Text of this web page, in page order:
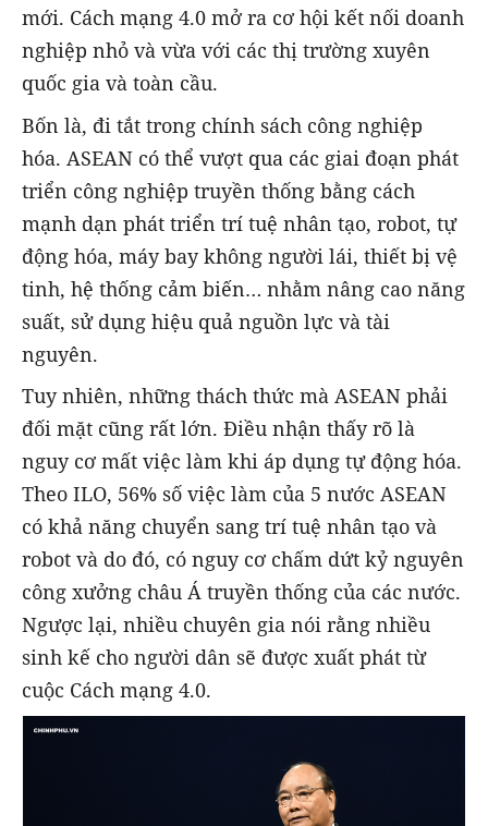
mới. Cách mạng 4.0 mở ra cơ hội kết nối doanh
nghiệp nhỏ và vừa với các thị trường xuyên
quốc gia và toàn cầu.
Bốn là, đi tắt trong chính sách công nghiệp
hóa. ASEAN có thể vượt qua các giai đoạn phát
triển công nghiệp truyền thống bằng cách
mạnh dạn phát triển trí tuệ nhân tạo, robot, tự
động hóa, máy bay không người lái, thiết bị vệ
tinh, hệ thống cảm biến… nhằm nâng cao năng
suất, sử dụng hiệu quả nguồn lực và tài
nguyên.
Tuy nhiên, những thách thức mà ASEAN phải
đối mặt cũng rất lớn. Điều nhận thấy rõ là
nguy cơ mất việc làm khi áp dụng tự động hóa.
Theo ILO, 56% số việc làm của 5 nước ASEAN
có khả năng chuyển sang trí tuệ nhân tạo và
robot và do đó, có nguy cơ chấm dứt kỷ nguyên
công xưởng châu Á truyền thống của các nước.
Ngược lại, nhiều chuyên gia nói rằng nhiều
sinh kế cho người dân sẽ được xuất phát từ
cuộc Cách mạng 4.0.